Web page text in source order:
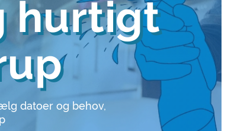
hurtigt
datoer og behov,